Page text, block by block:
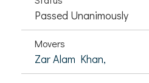
Passed Unanimously
Movers
Zar Alam Khan,